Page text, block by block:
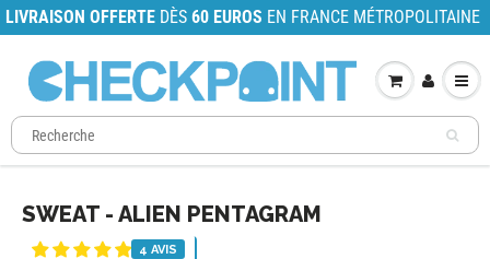
LIVRAISON OFFERTE DÈS 60 EUROS EN FRANCE MÉTROPOLITAINE
SWEAT - ALIEN PENTAGRAM
4 AVIS